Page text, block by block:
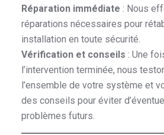
Réparation immédiate : Nous
réparations nécessaires pour
installation en toute sécurité.
Vérification et conseils : Une
l’intervention terminée, nous
l’ensemble de votre système et
des conseils pour éviter
problèmes futurs.